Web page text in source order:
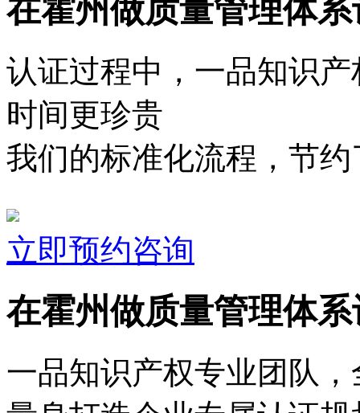
在霍州做质量管理体
认证过程中，一品知识
时间更珍贵
我们的标准化流程，节
立即预约咨询
在霍州做质量管理体
一品知识产权专业团队